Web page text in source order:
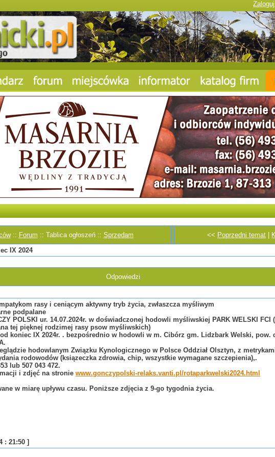
:: Forum :: Tablica ogłoszeń :: Sprzedam << Poprzedni temat
IX 2024
Odpowiedzi
rasy i ceniącym aktywny tryb życia, zwłaszcza myśliwym
podpalane
POLSKI ur. 14.07.2024r. w doświadczonej hodowli myśliwskiej PARK WELSKI FCI
tej pięknej rodzimej rasy psow myśliwskich)
koniec IX 2024r. . bezpośrednio w hodowli w m. Cibórz gm. Lidzbark Welski, pow.
hodowlanym Związku Kynologicznego w Polsce Oddział Olsztyn, z
rodowodów (ksiązeczka zdrowia, chip, wszystkie wymagane szczepienia),.
lub 507 043 472.
i zdjęć na stronie www.gonczypolski-relaks.vanti.pl/rotaparkwelski2024.html
w miarę upływu czasu. Poniższe zdjęcia z 9-go tygodnia życia.
: 21:50 ]